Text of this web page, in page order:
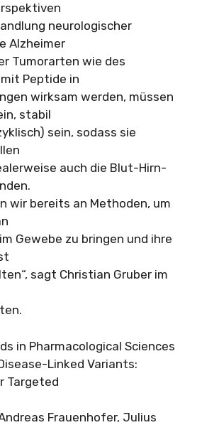
neurologischer
Alzheimer
Tumorarten wie des
Peptide in
wirksam werden, müssen
stabil
sein, sodass sie
auch die Blut-Hirn-
wir bereits an Methoden, um
Gewebe zu bringen und ihre
sagt Christian Gruber im
in Pharmacological Sciences
Linked Variants:
Targeted
Frauenhofer, Julius